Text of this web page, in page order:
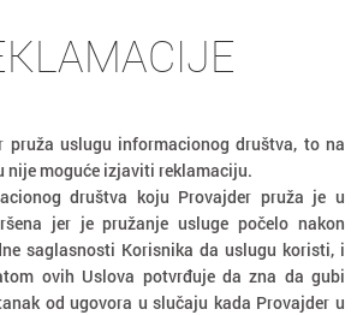
pruža uslugu informacionog društva, to na
nije moguće izjaviti reklamaciju.
društva koju Provajder pruža je u
jer je pružanje usluge počelo nakon
saglasnosti Korisnika da uslugu koristi, i
ovih Uslova potvrđuje da zna da gubi
od ugovora u slučaju kada Provajder u